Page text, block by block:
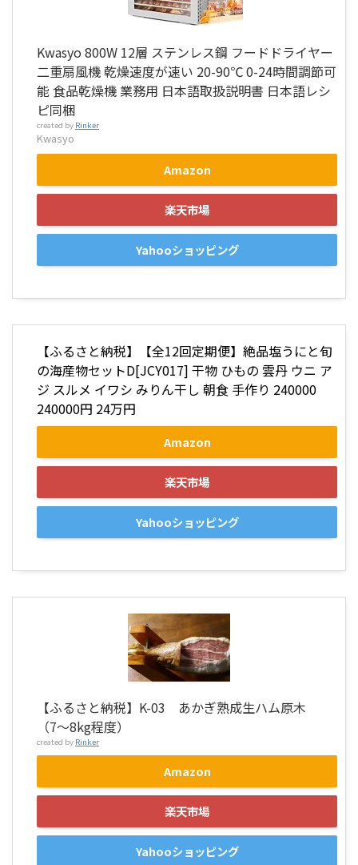
Kwasyo 800W 12層 ステンレス鋼 フードドライヤー
二重扇風機 乾燥速度が速い 20-90℃ 0-24時間調節可
能 食品乾燥機 業務用 日本語取扱説明書 日本語レシ
ピ同梱
created by Rinker
Kwasyo
Amazon
楽天市場
Yahooショッピング
【ふるさと納税】【全12回定期便】絶品塩うにと旬
の海産物セットD[JCY017] 干物 ひもの 雲丹 ウニ ア
ジ スルメ イワシ みりん干し 朝食 手作り 240000
240000円 24万円
Amazon
楽天市場
Yahooショッピング
【ふるさと納税】K-03 あかぎ熟成生ハム原木
（7〜8kg程度）
created by Rinker
Amazon
楽天市場
Yahooショッピング